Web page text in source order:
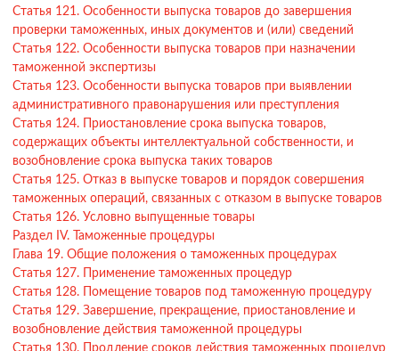
Статья 121. Особенности выпуска товаров до завершения
проверки таможенных, иных документов и (или) сведений
Статья 122. Особенности выпуска товаров при назначении
таможенной экспертизы
Статья 123. Особенности выпуска товаров при выявлении
административного правонарушения или преступления
Статья 124. Приостановление срока выпуска товаров,
содержащих объекты интеллектуальной собственности, и
возобновление срока выпуска таких товаров
Статья 125. Отказ в выпуске товаров и порядок совершения
таможенных операций, связанных с отказом в выпуске товаров
Статья 126. Условно выпущенные товары
Раздел IV. Таможенные процедуры
Глава 19. Общие положения о таможенных процедурах
Статья 127. Применение таможенных процедур
Статья 128. Помещение товаров под таможенную процедуру
Статья 129. Завершение, прекращение, приостановление и
возобновление действия таможенной процедуры
Статья 130. Продление сроков действия таможенных процедур